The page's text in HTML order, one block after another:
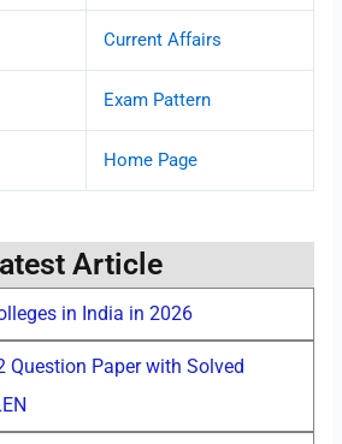
Current Affairs
Exam Pattern
Home Page
Article
in India in 2026
Question Paper with Solved